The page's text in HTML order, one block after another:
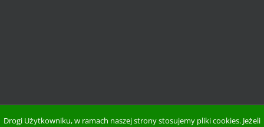
Copyright 2015 Zdrowie Na Zielono | Wszystkie Prawa Zastrzeżone.
Drogi Użytkowniku, w ramach naszej strony stosujemy pliki cookies. Jeżeli